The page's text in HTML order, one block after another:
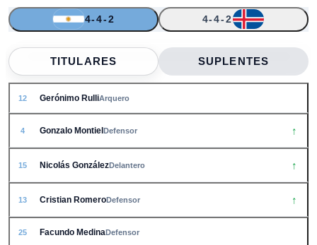
4-4-2 4-4-2
↑
↑ ↑ ↑
↑
↑
TITULARES SUPLENTES
12 Gerónimo RulliArquero
4 Gonzalo MontielDefensor ↑
15 Nicolás GonzálezDelantero ↑
13 Cristian RomeroDefensor ↑
25 Facundo MedinaDefensor